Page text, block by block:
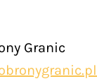
Granic